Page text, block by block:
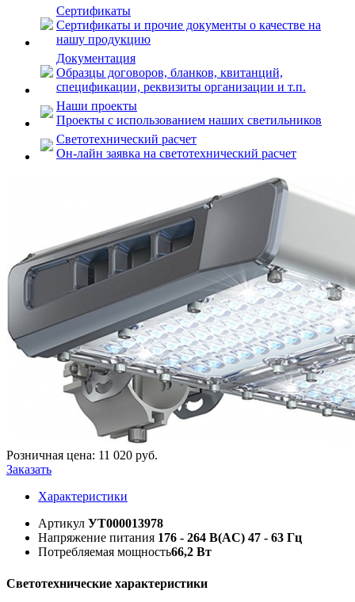
Сертификаты
Сертификаты и прочие документы о качестве на
нашу продукцию
Документация
Образцы договоров, бланков, квитанций,
спецификации, реквизиты организации и т.п.
Наши проекты
Проекты с использованием наших светильников
Светотехнический расчет
Он-лайн заявка на светотехнический расчет
Розничная цена: 11 020 руб.
Заказать
Характеристики
Артикул УТ000013978
Напряжение питания 176 - 264 B(AC) 47 - 63 Гц
Потребляемая мощность66,2 Вт
Светотехнические характеристики